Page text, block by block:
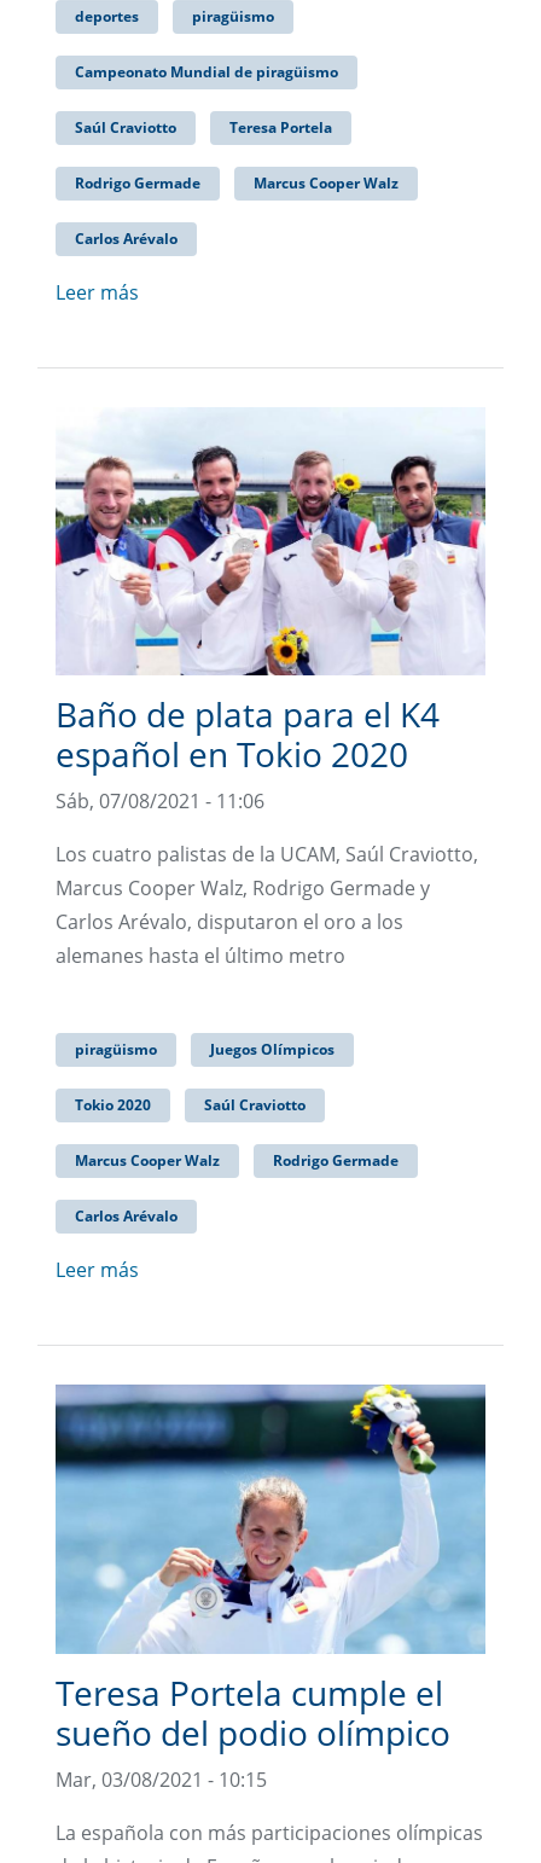
deportes piragüismo
Campeonato Mundial de piragüismo
Saúl Craviotto Teresa Portela
Rodrigo Germade Marcus Cooper Walz
Carlos Arévalo
Leer más
Baño de plata para el K4
español en Tokio 2020
Sáb, 07/08/2021 - 11:06
Los cuatro palistas de la UCAM, Saúl Craviotto,
Marcus Cooper Walz, Rodrigo Germade y
Carlos Arévalo, disputaron el oro a los
alemanes hasta el último metro
piragüismo Juegos Olímpicos
Tokio 2020 Saúl Craviotto
Marcus Cooper Walz Rodrigo Germade
Carlos Arévalo
Leer más
Teresa Portela cumple el
sueño del podio olímpico
Mar, 03/08/2021 - 10:15
La española con más participaciones olímpicas